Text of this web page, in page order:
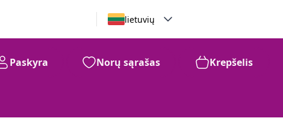
lietuvių
Paskyra Norų sąrašas Krepšelis